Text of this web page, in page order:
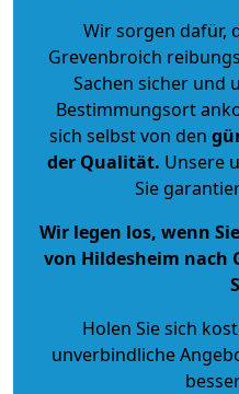
Wir sorgen dafür,
Grevenbroich
Sachen sicher und
Bestimmungsort
sich selbst von den
der Qualität. Unsere
Sie
Wir legen los, wenn
von Hildesheim nach
Holen Sie sich
unverbindliche